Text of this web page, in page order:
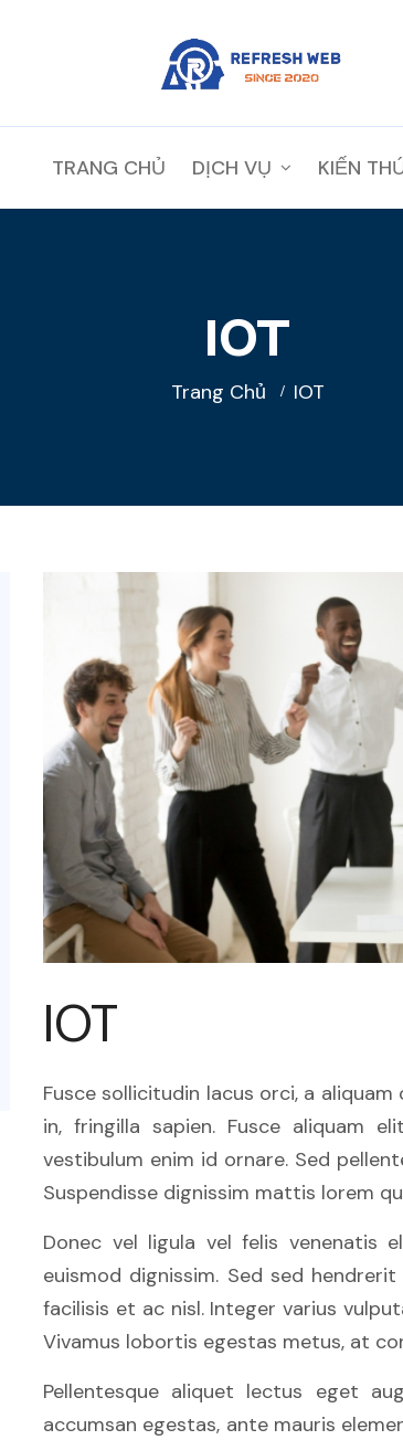
TRANG CHỦ DỊCH VỤ KIẾN
IOT
Trang Chủ IOT
IOT
Fusce sollicitudin lacus orci, a
in, fringilla sapien. Fusce aliquam
vestibulum enim id ornare. Sed
Suspendisse dignissim mattis lorem
Donec vel ligula vel felis venenatis
euismod dignissim. Sed sed
facilisis et ac nisl. Integer varius
Vivamus lobortis egestas metus, at
Pellentesque aliquet lectus eget
accumsan egestas, ante mauris